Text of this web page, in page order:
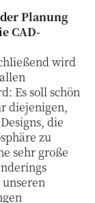
Planung
CAD-
wird
Es soll schön
diejenigen,
die
zu
sehr große